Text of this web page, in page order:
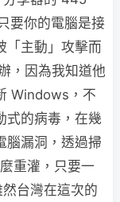
要你的電腦是接
「主動」攻擊而
，因為我知道他
Windows，不
式的病毒，在幾
腦漏洞，透過掃
重灌，只要一
台灣在這次的